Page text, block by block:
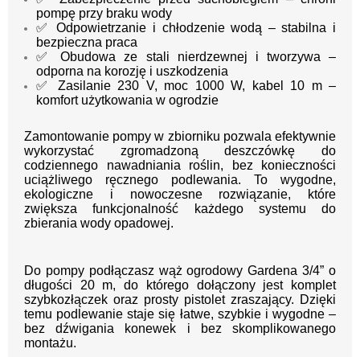
pompę przy braku wody
✅ Odpowietrzanie i chłodzenie wodą – stabilna i
bezpieczna praca
✅ Obudowa ze stali nierdzewnej i tworzywa –
odporna na korozję i uszkodzenia
✅ Zasilanie 230 V, moc 1000 W, kabel 10 m –
komfort użytkowania w ogrodzie
Zamontowanie pompy w zbiorniku pozwala efektywnie
wykorzystać zgromadzoną deszczówkę do
codziennego nawadniania roślin, bez konieczności
uciążliwego ręcznego podlewania. To wygodne,
ekologiczne i nowoczesne rozwiązanie, które
zwiększa funkcjonalność każdego systemu do
zbierania wody opadowej.
Do pompy podłączasz wąż ogrodowy Gardena 3/4” o
długości 20 m, do którego dołączony jest komplet
szybkozłączek oraz prosty pistolet zraszający. Dzięki
temu podlewanie staje się łatwe, szybkie i wygodne –
bez dźwigania konewek i bez skomplikowanego
montażu.